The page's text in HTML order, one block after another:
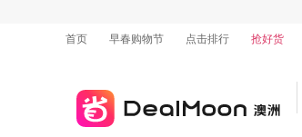
首页
早春购物节 点击排行 抢好货